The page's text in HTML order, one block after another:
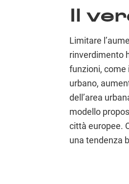
Il
Limitare
rinverdimento
funzioni, come
urbano,
dell’area
modello
città europee.
una tendenza